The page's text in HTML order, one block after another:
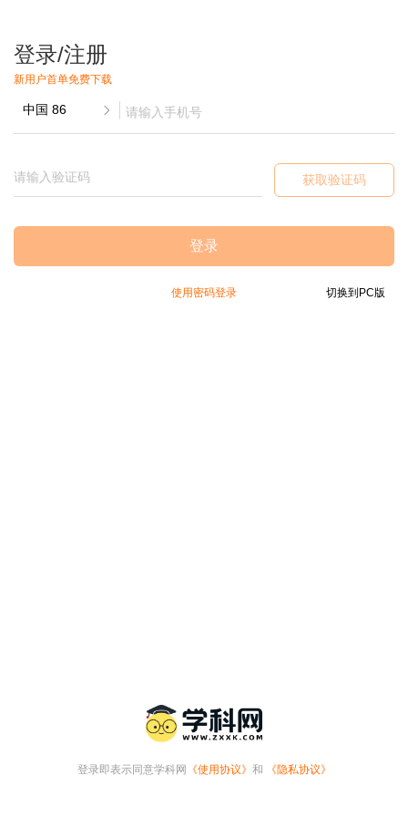
登录/注册
新用户首单免费下载
获取验证码
登录
使用密码登录 切换到PC版
登录即表示同意学科网 《使用协议》 和 《隐私协议》